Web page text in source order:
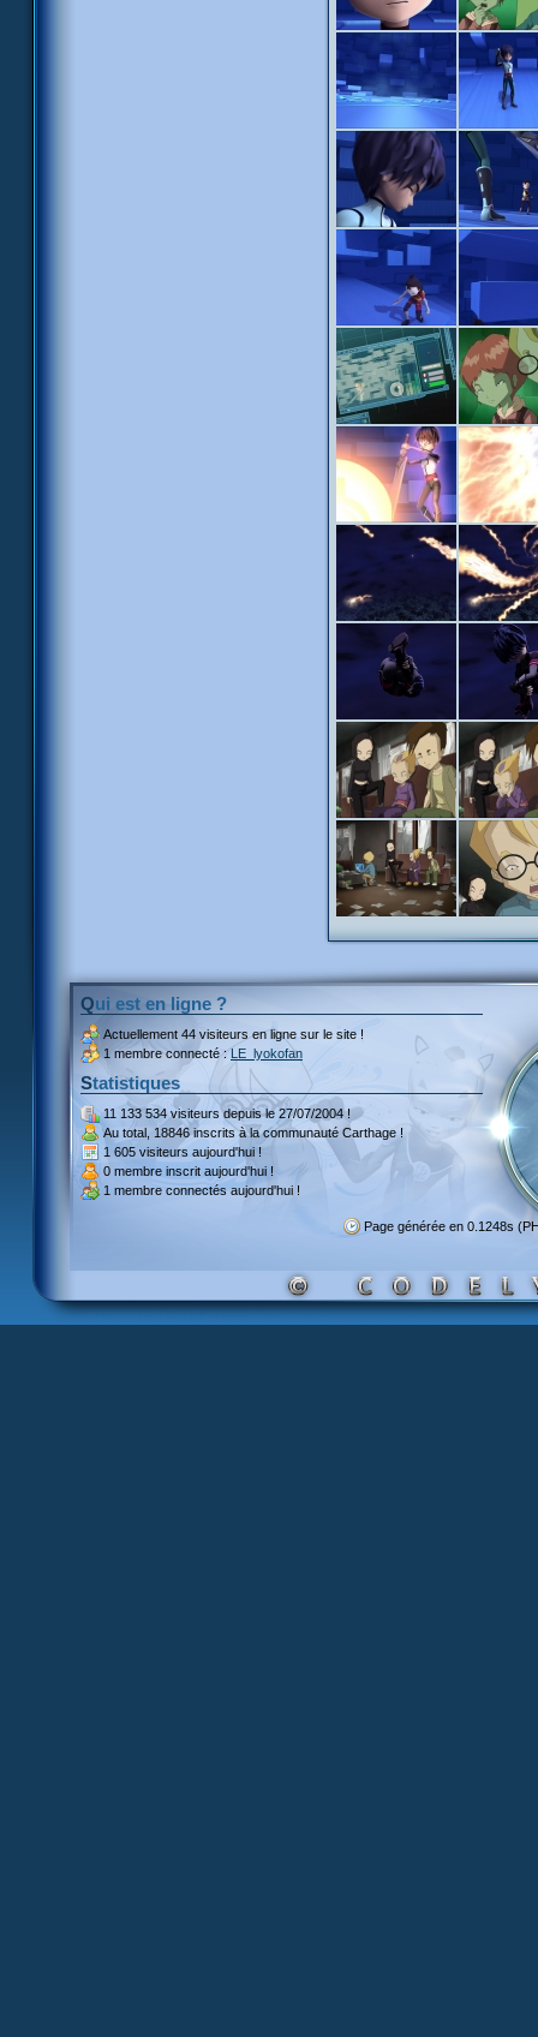
Qui est en ligne ?
Actuellement 44 visiteurs en ligne sur le site !
1 membre connecté : LE_lyokofan
Statistiques
11 133 534 visiteursdepuis le 27/07/2004 !
Au total, 18846 inscritsà la communauté Carthage !
1 605 visiteurs aujourd'hui !
0 membre inscrit aujourd'hui !
1 membre connectés aujourd'hui !
Page générée en 0.1248s